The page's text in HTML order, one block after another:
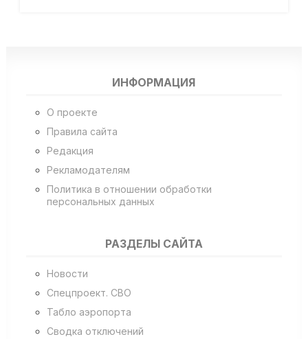
ИНФОРМАЦИЯ
О проекте
Правила сайта
Редакция
Рекламодателям
Политика в отношении обработки
персональных данных
РАЗДЕЛЫ САЙТА
Новости
Спецпроект. СВО
Табло аэропорта
Сводка отключений